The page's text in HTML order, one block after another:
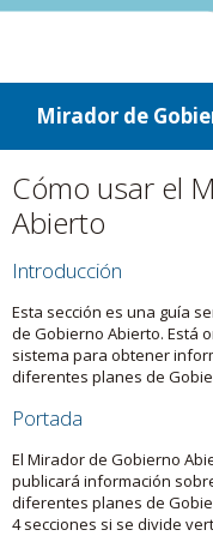
ir a contenido
ir al menú
Mirador de
Cómo usar el
Abierto
Introducción
Esta sección es una guía
de Gobierno Abierto. Está
sistema para obtener
diferentes planes de
Portada
El Mirador de Gobierno
publicará información
diferentes planes de
4 secciones si se divide